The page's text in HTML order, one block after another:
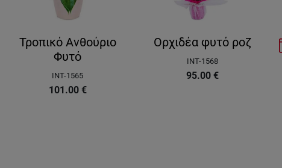
Τροπικό Ανθούριο
Φυτό
INT-1565
101.00 €
Ορχιδέα φυτό ροζ
INT-1568
95.00 €